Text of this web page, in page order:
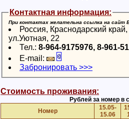
Контактная информация:
При контактах желательна ссылка на сайт
Россия, Краснодарский
ул.Уютная, 22
Тел.: 8-964-9175976, 8-961-
E-mail:
Забронировать >>>
Стоимость проживания:
Рублей за номер в
Номер
15.05-
15.06